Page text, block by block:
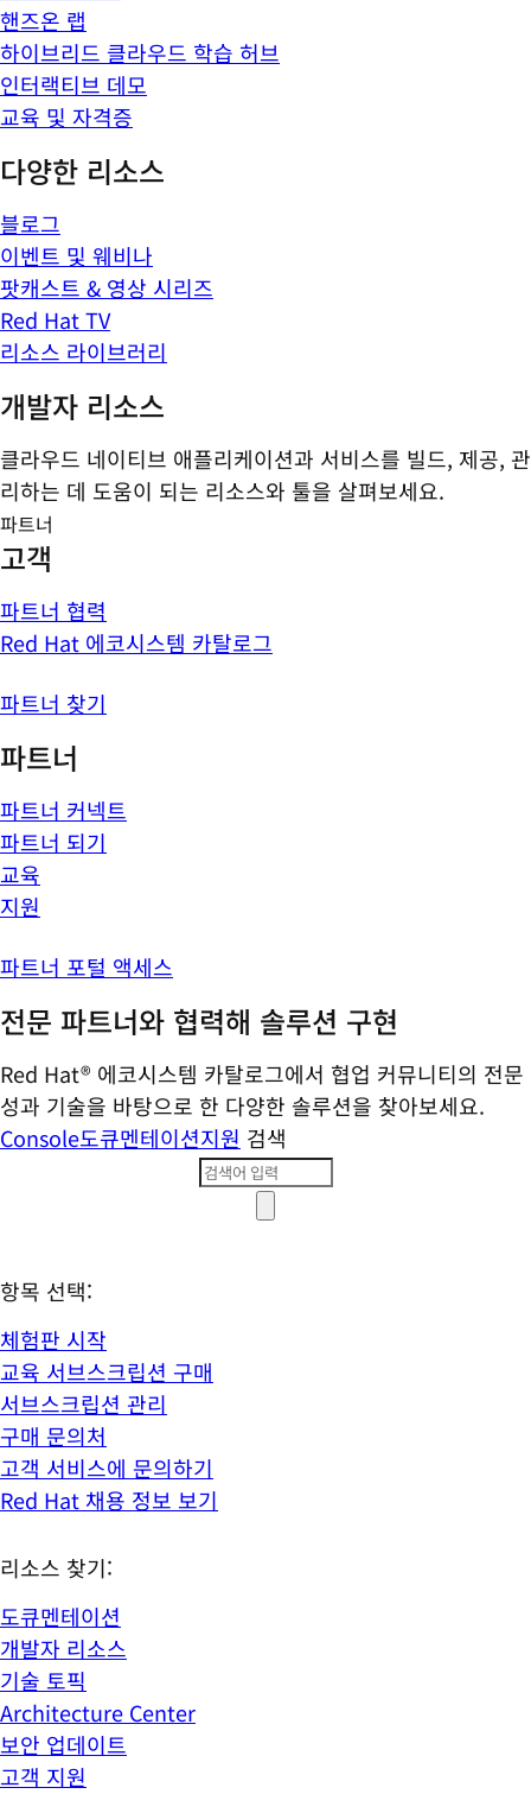
핸즈온 랩
하이브리드 클라우드 학습 허브
인터랙티브 데모
교육 및 자격증
다양한 리소스
블로그
이벤트 및 웨비나
팟캐스트 & 영상 시리즈
Red Hat TV
리소스 라이브러리
개발자 리소스
클라우드 네이티브 애플리케이션과 서비스를 빌드, 제공, 관
리하는 데 도움이 되는 리소스와 툴을 살펴보세요.
파트너
고객
파트너 협력
Red Hat 에코시스템 카탈로그
파트너 찾기
파트너
파트너 커넥트
파트너 되기
교육
지원
파트너 포털 액세스
전문 파트너와 협력해 솔루션 구현
Red Hat® 에코시스템 카탈로그에서 협업 커뮤니티의 전문
성과 기술을 바탕으로 한 다양한 솔루션을 찾아보세요.
Console도큐멘테이션지원 검색
항목 선택:
체험판 시작
교육 서브스크립션 구매
서브스크립션 관리
구매 문의처
고객 서비스에 문의하기
Red Hat 채용 정보 보기
리소스 찾기:
도큐멘테이션
개발자 리소스
기술 토픽
Architecture Center
보안 업데이트
고객 지원